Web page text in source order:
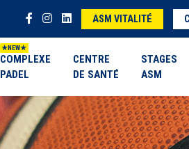
ASM VITALITÉ
COMPLEXE
PADEL
CENTRE
DE SANTÉ
STAGES
ASM